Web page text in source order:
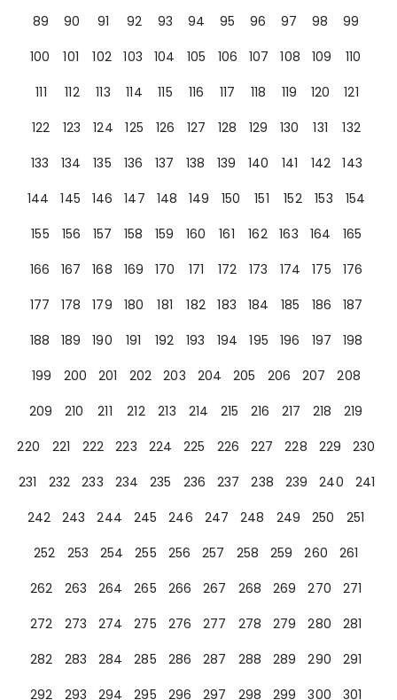
89
90 91 92 93 94 95 96 97 98
99
100
101 102 103 104 105 106 107 108 109
110
111
112 113 114 115 116 117 118 119 120
121
122
123 124 125 126 127 128 129 130 131
132
133
134 135 136 137 138 139 140 141 142
143
144
145 146 147 148 149 150 151 152 153
154
155
156 157 158 159 160 161 162 163 164
165
166
167 168 169 170 171 172 173 174 175
176
177
178 179 180 181 182 183 184 185 186
187
188
189 190 191 192 193 194 195 196 197
198
199
200 201 202 203 204 205 206 207
208
209
210 211 212 213 214 215 216 217 218
219
220
221 222 223 224 225 226 227 228 229
230
231
232 233 234 235 236 237 238 239 240
241
242
243 244 245 246 247 248 249 250
251
252
253 254 255 256 257 258 259 260
261
262
263 264 265 266 267 268 269 270
271
272
273 274 275 276 277 278 279 280
281
282
283 284 285 286 287 288 289 290
291
292
293 294 295 296 297 298 299 300 301